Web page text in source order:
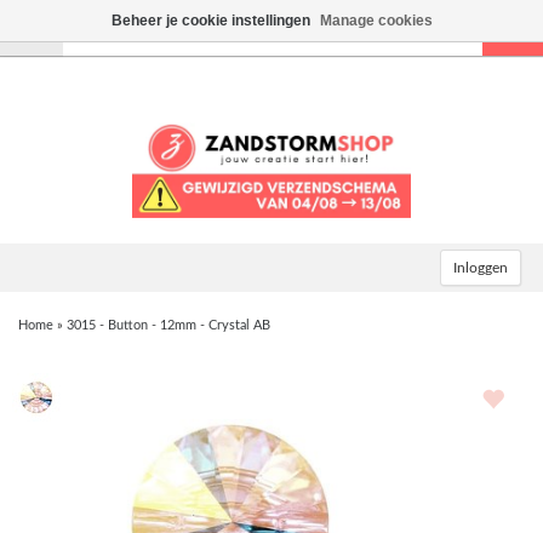
Inloggen
Home » 3015 - Button - 12mm - Crystal AB
Beheer je cookie instellingen Manage cookies